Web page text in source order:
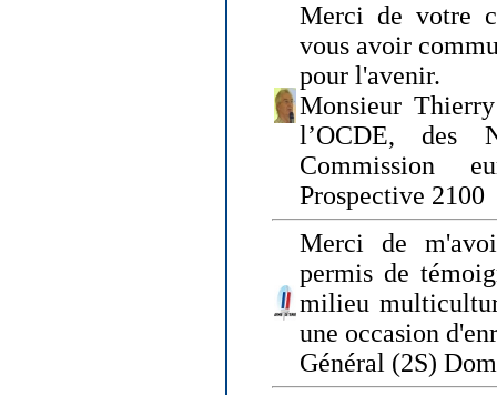
Merci de votre
vous avoir
pour l'avenir.
Monsieur
l’OCDE, des
Commission
Prospective 2100
Merci de
permis de
milieu
une occasion
Général (2S)